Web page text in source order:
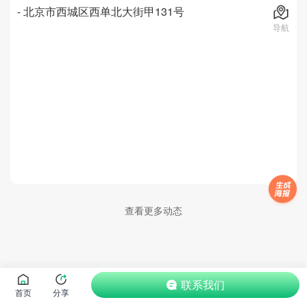
-北京市西城区西单北大街甲131号
导航
查看更多动态
首页 分享 联系我们